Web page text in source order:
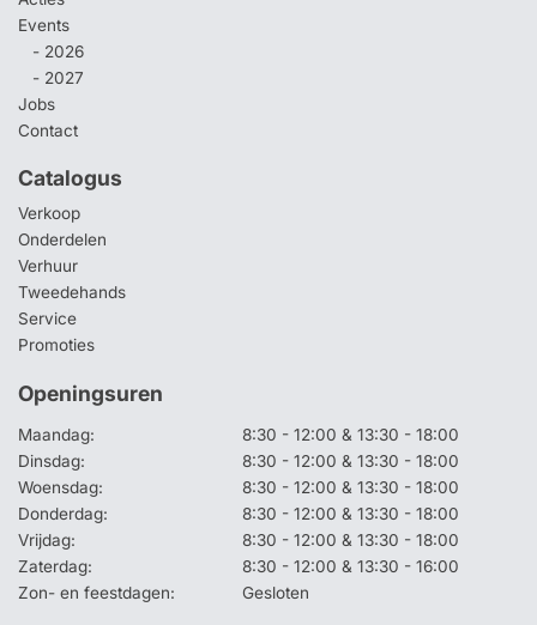
Events
- 2026
- 2027
Jobs
Contact
Catalogus
Verkoop
Onderdelen
Verhuur
Tweedehands
Service
Promoties
Openingsuren
Maandag:
8:30 - 12:00 & 13:30 - 18:00
Dinsdag:
8:30 - 12:00 & 13:30 - 18:00
Woensdag:
8:30 - 12:00 & 13:30 - 18:00
Donderdag:
8:30 - 12:00 & 13:30 - 18:00
Vrijdag:
8:30 - 12:00 & 13:30 - 18:00
Zaterdag:
8:30 - 12:00 & 13:30 - 16:00
Zon- en feestdagen:
Gesloten